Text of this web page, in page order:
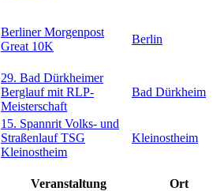
Berliner Morgenpost
Great 10K
Berlin
29. Bad Dürkheimer
Berglauf mit RLP-
Meisterschaft
Bad Dürkheim
15. Spannrit Volks- und
Straßenlauf TSG
Kleinostheim
Kleinostheim
Veranstaltung Ort